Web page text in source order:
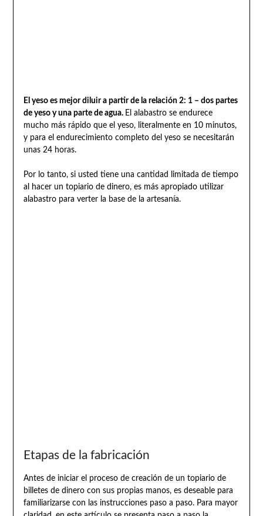
El yeso es mejor diluir a partir de la relación 2: 1 – dos partes
de yeso y una parte de agua. El alabastro se endurece
mucho más rápido que el yeso, literalmente en 10 minutos,
y para el endurecimiento completo del yeso se necesitarán
unas 24 horas.
Por lo tanto, si usted tiene una cantidad limitada de tiempo
al hacer un topiario de dinero, es más apropiado utilizar
alabastro para verter la base de la artesanía.
Etapas de la fabricación
Antes de iniciar el proceso de creación de un topiario de
billetes de dinero con sus propias manos, es deseable para
familiarizarse con las instrucciones paso a paso. Para mayor